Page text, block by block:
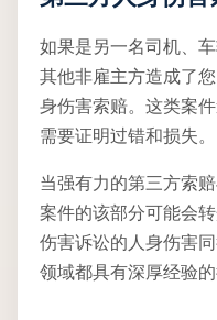
如果是另一名司机、
其他非雇主方造成了
身伤害索赔。这类案
需要证明过错和损失。
当强有力的第三方索
案件的该部分可能会
伤害诉讼的人身伤害
领域都具有深厚经验的